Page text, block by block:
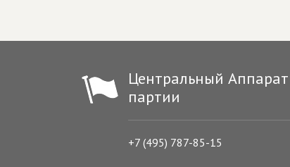
Центральный Аппарат
партии
+7 (495) 787-85-15